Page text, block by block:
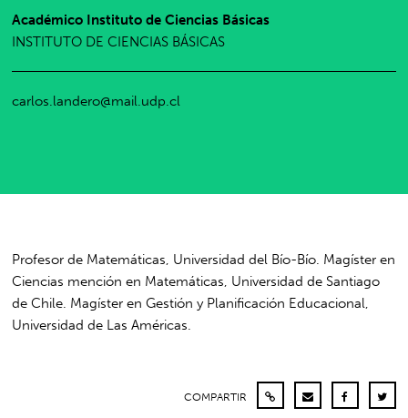
Académico Instituto de Ciencias Básicas
INSTITUTO DE CIENCIAS BÁSICAS
carlos.landero@mail.udp.cl
Profesor de Matemáticas, Universidad del Bío-Bío. Magíster en
Ciencias mención en Matemáticas, Universidad de Santiago
de Chile. Magíster en Gestión y Planificación Educacional,
Universidad de Las Américas.
COMPARTIR